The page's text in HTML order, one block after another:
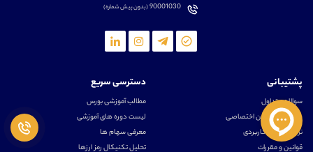
90001030(بدون پیش شماره)
پشتیبانی
سوالات متداول
دانلود اپلیکیشن اختصاصی
نرم افزار های کاربردی
قوانین و مقررات
دسترسی سریع
مطالب آموزشی بورس
لیست دوره های آموزشی
معرفی سهام ها
تحلیل تکنیکال رمز ارزها